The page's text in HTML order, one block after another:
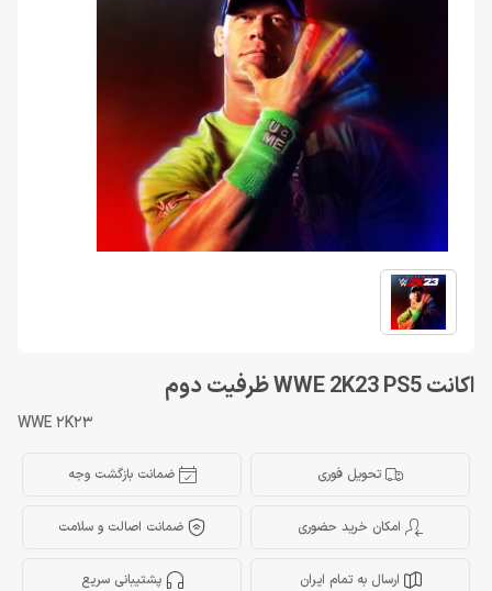
اكانت WWE 2K23 PS5 ظرفيت دوم
WWE 2K23
تحویل فوری ضمانت بازگشت وجه
امکان خرید حضوری ضمانت اصالت و سلامت
ارسال به تمام ایران پشتیبانی سریع